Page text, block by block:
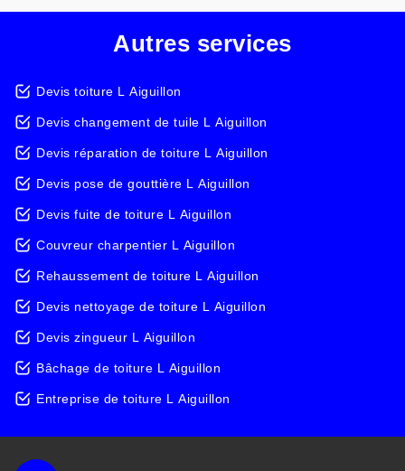
Autres services
Devis toiture L Aiguillon
Devis changement de tuile L Aiguillon
Devis réparation de toiture L Aiguillon
Devis pose de gouttière L Aiguillon
Devis fuite de toiture L Aiguillon
Couvreur charpentier L Aiguillon
Rehaussement de toiture L Aiguillon
Devis nettoyage de toiture L Aiguillon
Devis zingueur L Aiguillon
Bâchage de toiture L Aiguillon
Entreprise de toiture L Aiguillon